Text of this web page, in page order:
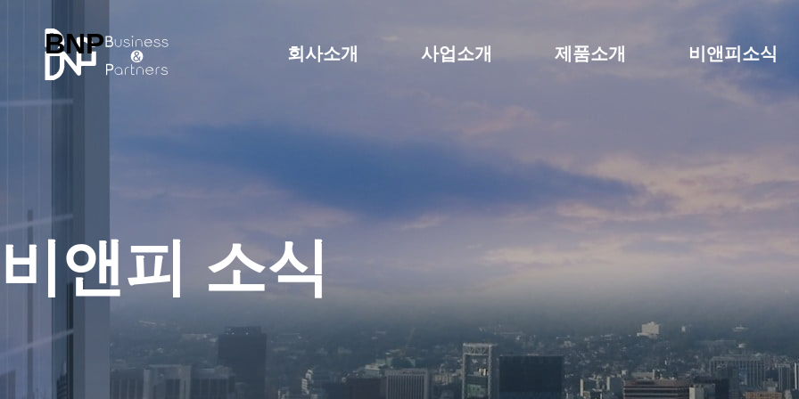
BNP 회사소개 사업소개 제품소개 비앤피소식
비앤피 소식